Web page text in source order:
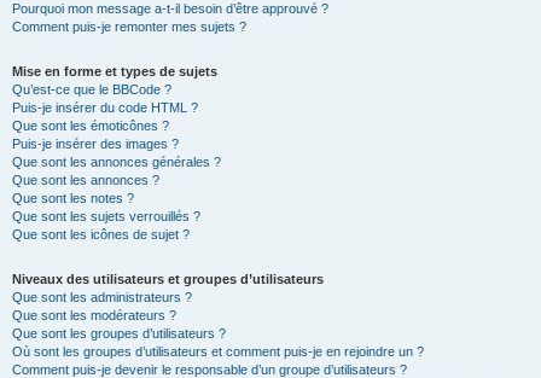
Pourquoi mon message a-t-il besoin d’être approuvé ?
Comment puis-je remonter mes sujets ?
Mise en forme et types de sujets
Qu’est-ce que le BBCode ?
Puis-je insérer du code HTML ?
Que sont les émoticônes ?
Puis-je insérer des images ?
Que sont les annonces générales ?
Que sont les annonces ?
Que sont les notes ?
Que sont les sujets verrouillés ?
Que sont les icônes de sujet ?
Niveaux des utilisateurs et groupes d’utilisateurs
Que sont les administrateurs ?
Que sont les modérateurs ?
Que sont les groupes d’utilisateurs ?
Où sont les groupes d’utilisateurs et comment puis-je en rejoindre un ?
Comment puis-je devenir le responsable d’un groupe d’utilisateurs ?